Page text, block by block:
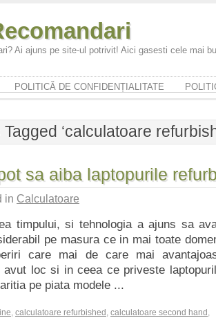
Ai ajuns pe site-ul potrivit! Aici gasesti cele mai
POLITICĂ DE CONFIDENȚIALITATE
Tagged ‘calculatoare
sa aiba laptopurile
in Calculatoare
timpului, si tehnologia a ajuns sa
pe masura ce in mai toate
care mai de care mai
avut loc si in ceea ce priveste
pe piata modele ...
, calculatoare refurbished , calculatoare second hand ,